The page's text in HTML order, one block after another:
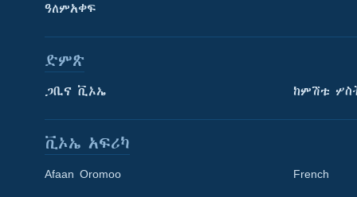
ዓለምአቀፍ
ድምጽ
ጋቢና ቪኦኤ ከምሽቱ
ቪኦኤ አፍሪካ
Afaan Oromoo French